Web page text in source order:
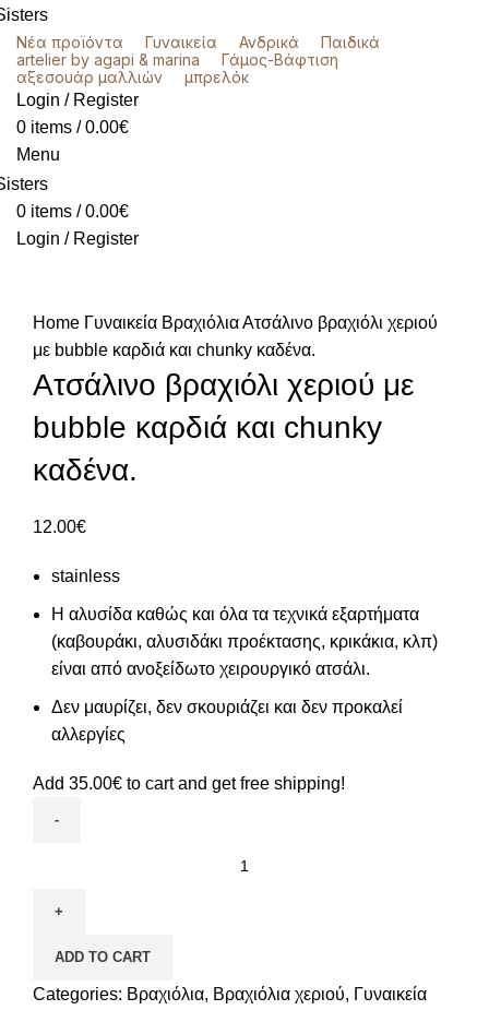
Νέα προϊόντα Γυναικεία Ανδρικά
Παιδικά
artelier by agapi & marina
Γάμος-Βάφτιση
αξεσουάρ μαλλιών
μπρελόκ
Login / Register
0 items / 0.00€
Menu
0 items / 0.00€
Login / Register
Home Γυναικεία ΒραχιόλιαΑτσάλινο βραχιόλι χεριού
με bubble καρδιά και chunky καδένα.
Ατσάλινο βραχιόλι χεριού με
bubble καρδιά και chunky
καδένα.
12.00€
stainless
Η αλυσίδα καθώς και όλα τα τεχνικά εξαρτήματα
(καβουράκι, αλυσιδάκι προέκτασης, κρικάκια, κλπ)
είναι από ανοξείδωτο χειρουργικό ατσάλι.
Δεν μαυρίζει, δεν σκουριάζει και δεν προκαλεί
αλλεργίες
Add 35.00€ to cart and get free shipping!
ADD TO CART
Categories: Βραχιόλια, Βραχιόλια χεριού, Γυναικεία